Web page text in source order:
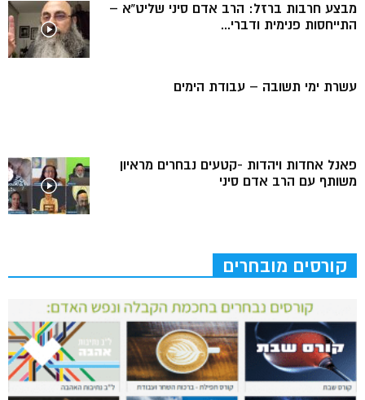
מבצע חרבות ברזל: הרב אדם סיני שליט”א –
התייחסות פנימית ודברי...
עשרת ימי תשובה – עבודת הימים
פאנל אחדות ויהדות -קטעים נבחרים מראיון
משותף עם הרב אדם סיני
קורסים מובחרים